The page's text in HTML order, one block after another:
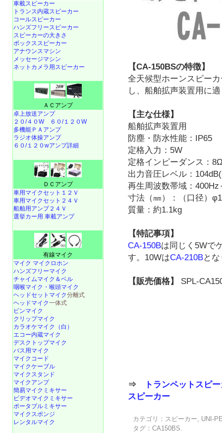
【CA-150BSの特徴】
全天候型ホーンスピー
し、船舶拡声装置用に
【主な仕様】
船舶拡声装置用
防塵・防水性能：IP65
定格入力：5W
定格インピーダンス：
出力音圧レベル：
再生周波数帯域：400Hz
寸法（㎜）：（口径）
質量：約1.1kg
【特記事項】
CA-150Bは同じく5Wで
す。10WはCA-210Bと
【販売価格】 SPL-
⇒
トランペットスピ
スピーカー
カテゴリ： スピーカー, UNI-
タグ：CA150BS.
車載スピーカー
トランス内蔵スピーカー
コールスピーカー
ハンズフリースピーカー
スピーカーの大きさ
ボックススピーカー
アナウンスマシン
メッセージマシン
ネットカメラ用スピーカー
ＡＣアンプ
卓上放送アンプ
２０/４０W
６０/１２０W
多機能ＰＡアンプ
ラジオ体操アンプ
６０/１２０wアンプ詳細
ＤＣアンプ
車用マイクセット１２Ｖ
車用マイクセット２４Ｖ
船舶用アンプ２４Ｖ
選挙カー用 車載アンプ
有線マイク
マイク マイクロホン
ハンズフリーマイク
チャイムマイク＆ベル
咽喉マイク・喉頭マイク
ヘッドセットマイク分離式
ヘッドマイク一体式
ピンマイク
クリップマイク
カラオケマイク（白）
エコー内蔵マイク
デスクトップマイク
バス用マイク
マイクコード
マイクケーブル
マイクスタンド
マイクアンプ
簡易マイクミキサー
ビデオマイクミキサー
ポータブルミキサー
マイクスポンジ
レンタルマイク